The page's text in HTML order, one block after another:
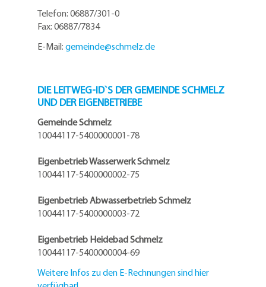
Telefon: 06887/301-0
Fax: 06887/7834
E-Mail: gemeinde@schmelz.de
DIE LEITWEG-ID`S DER GEMEINDE SCHMELZ
UND DER EIGENBETRIEBE
Gemeinde Schmelz
10044117-5400000001-78
Eigenbetrieb Wasserwerk Schmelz
10044117-5400000002-75
Eigenbetrieb Abwasserbetrieb Schmelz
10044117-5400000003-72
Eigenbetrieb Heidebad Schmelz
10044117-5400000004-69
Weitere Infos zu den E-Rechnungen sind hier